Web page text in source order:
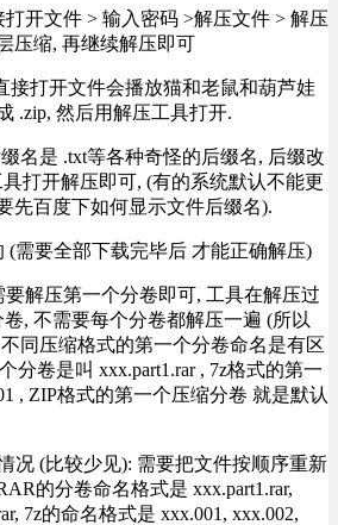
开文件 > 输入密码 >解压文件 > 解压
压缩, 再继续解压即可
接打开文件会播放猫和老鼠和葫芦娃
.zip, 然后用解压工具打开.
名是 .txt等各种奇怪的后缀名, 后缀改
打开解压即可, (有的系统默认不能更
先百度下如何显示文件后缀名).
(需要全部下载完毕后 才能正确解压)
解压第一个分卷即可, 工具在解压过
, 不需要每个分卷都解压一遍 (所以
同压缩格式的第一个分卷命名是有区
分卷是叫 xxx.part1.rar , 7z格式的第一
, ZIP格式的第一个压缩分卷 就是默认
况 (比较少见): 需要把文件按顺序重新
的分卷命名格式是 xxx.part1.rar,
7z的命名格式是 xxx.001, xxx.002,